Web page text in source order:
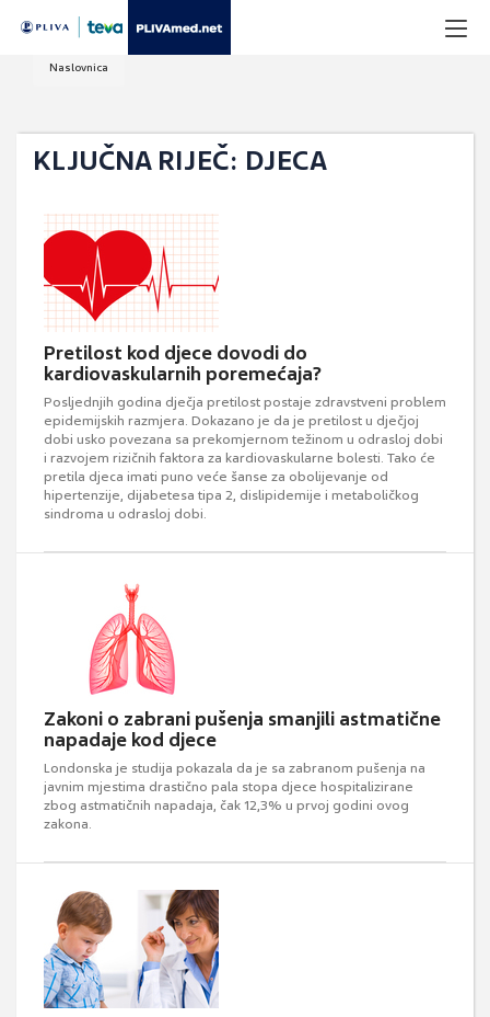
Naslovnica
KLJUČNA RIJEČ: DJECA
Pretilost kod djece dovodi do
kardiovaskularnih poremećaja?
Posljednjih godina dječja pretilost postaje zdravstveni problem
epidemijskih razmjera. Dokazano je da je pretilost u dječjoj
dobi usko povezana sa prekomjernom težinom u odrasloj dobi
i razvojem rizičnih faktora za kardiovaskularne bolesti. Tako će
pretila djeca imati puno veće šanse za obolijevanje od
hipertenzije, dijabetesa tipa 2, dislipidemije i metaboličkog
sindroma u odrasloj dobi.
Zakoni o zabrani pušenja smanjili astmatične
napadaje kod djece
Londonska je studija pokazala da je sa zabranom pušenja na
javnim mjestima drastično pala stopa djece hospitalizirane
zbog astmatičnih napadaja, čak 12,3% u prvoj godini ovog
zakona.